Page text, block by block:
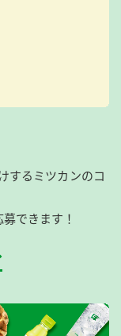
するミツカンのコ
できます！